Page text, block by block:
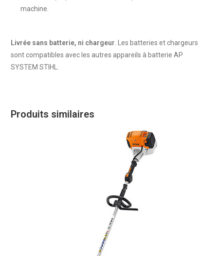
machine.
Livrée sans batterie, ni chargeur . Les batteries et chargeurs
sont compatibles avec les autres appareils à batterie AP
SYSTEM STIHL.
Produits similaires